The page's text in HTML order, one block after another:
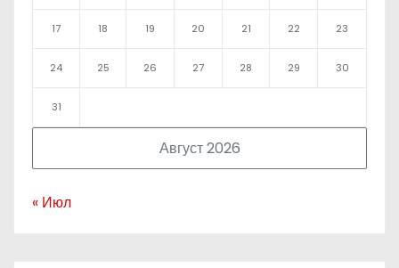
Август 2026
17 18 19 20 21 22 23
24 25 26 27 28 29 30
31
« Июл